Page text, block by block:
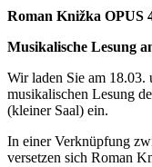
Roman Knižka OPUS
Musikalische Lesung
Wir laden Sie am
musikalischen Lesung
(kleiner Saal) ein.
In einer Verknüpfung
versetzen sich Roman